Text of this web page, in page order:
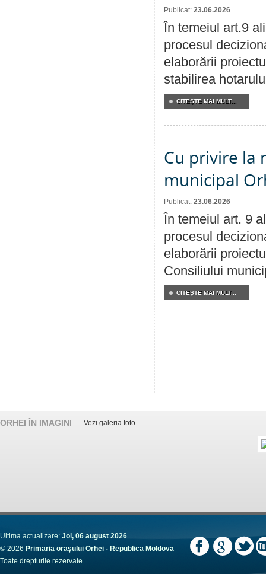
Publicat: 23.06.2026
În temeiul art.9
procesul
elaborării
stabilirea
CITEŞTE MAI MULT...
Cu privire la
municipal
Publicat: 23.06.2026
În temeiul art. 9
procesul
elaborării
Consiliului
CITEŞTE MAI MULT...
ORHEI ÎN IMAGINI Vezi galeria foto
Ultima actualizare: Joi, 06 august 2026
© 2026 Primaria orașului Orhei - Republica Moldova
Toate drepturile rezervate